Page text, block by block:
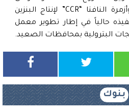
الخاصة بمجمع اصلاح وأزمرة النافتا “CCR” لإنتاج البنزين
حالياً في إطار تطوير معمل
البترولية بمحافظات الصعيد.
بنوك